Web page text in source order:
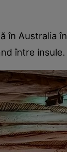
în Australia
între insule.